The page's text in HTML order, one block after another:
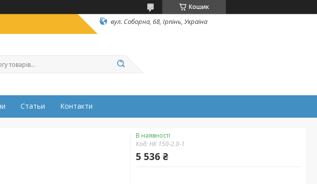
Кошик
вул. Соборна, 68, Ірпінь, Україна
Статьи Контакти
В наявності
Код:НК 150-2.0-1
5 536 ₴